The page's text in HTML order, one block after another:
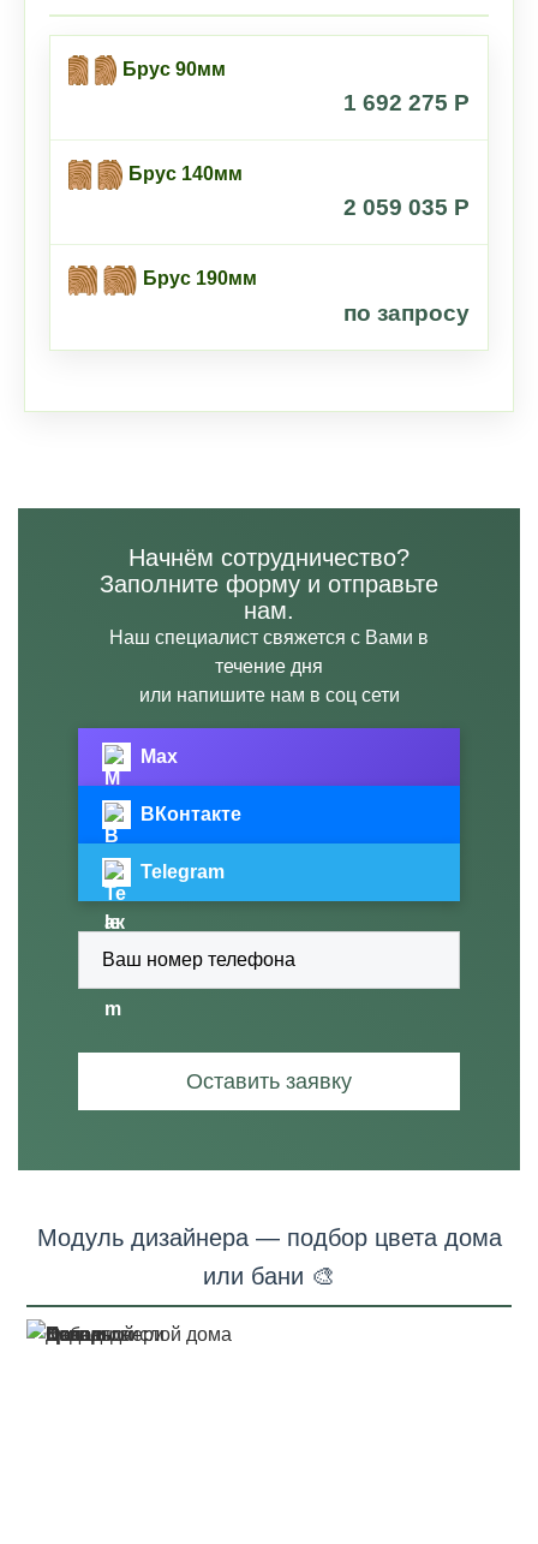
Брус 90мм
1 692 275 P
Брус 140мм
2 059 035 P
Брус 190мм
по запросу
Начнём сотрудничество?
Заполните форму и отправьте
нам.
Наш специалист свяжется с Вами в
течение дня
или напишите нам в соц сети
Max
ВКонтакте
Telegram
Оставить заявку
Модуль дизайнера — подбор цвета дома
или бани 🎨